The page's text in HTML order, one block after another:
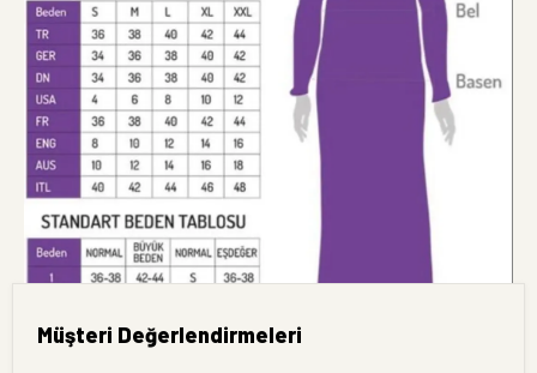
Müşteri Değerlendirmeleri